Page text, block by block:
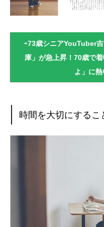
⇨73歳シニアYouTuber
庫」が急上昇！70歳で
よ」に熱
時間を大切にするこ